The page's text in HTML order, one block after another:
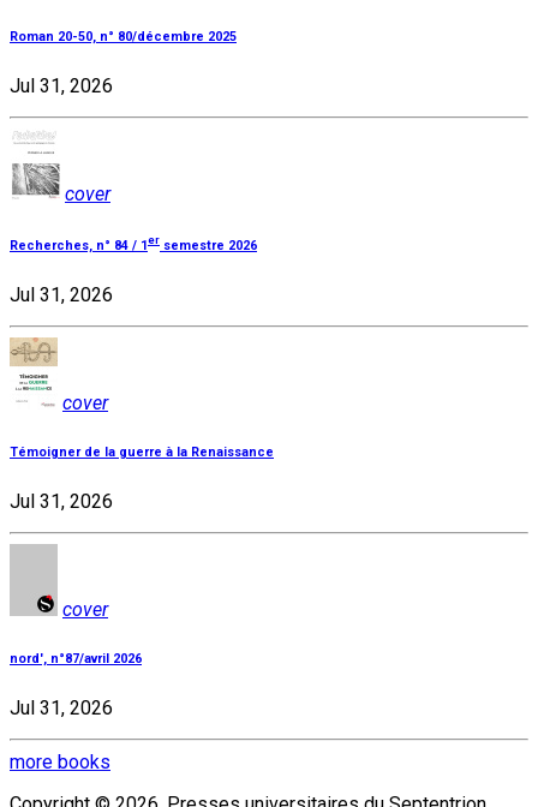
Roman 20-50, n° 80/décembre 2025
Jul 31, 2026
cover
Recherches, n° 84 / 1 er semestre 2026
Jul 31, 2026
cover
Témoigner de la guerre à la Renaissance
Jul 31, 2026
cover
nord', n°87/avril 2026
Jul 31, 2026
more books